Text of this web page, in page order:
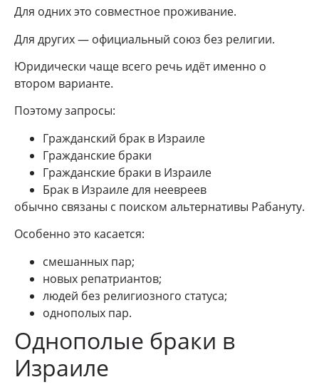
Для одних это совместное проживание.
Для других — официальный союз без религии.
Юридически чаще всего речь идёт именно о
втором варианте.
Поэтому запросы:
Гражданский брак в Израиле
Гражданские браки
Гражданские браки в Израиле
Брак в Израиле для неевреев
обычно связаны с поиском альтернативы Рабануту.
Особенно это касается:
смешанных пар;
новых репатриантов;
людей без религиозного статуса;
однополых пар.
Однополые браки в
Израиле